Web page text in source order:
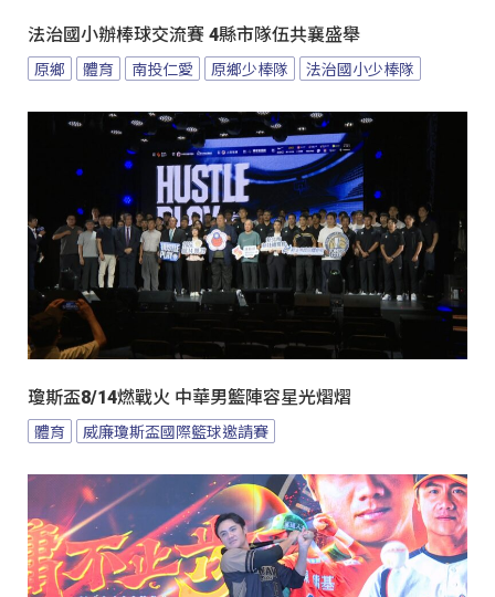
法治國小辦棒球交流賽 4縣市隊伍共襄盛舉
原鄉 體育 南投仁愛 原鄉少棒隊 法治國小少棒隊
瓊斯盃8/14燃戰火 中華男籃陣容星光熠熠
體育 威廉瓊斯盃國際籃球邀請賽